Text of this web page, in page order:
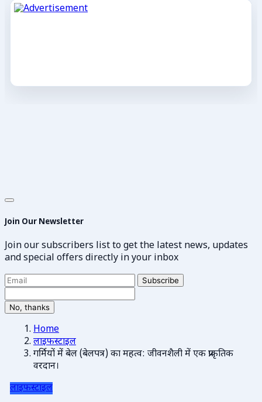
Join Our Newsletter
Join our subscribers list to get the latest news, updates
and special offers directly in your inbox
Subscribe
No, thanks
Home
लाइफस्टाइल
गर्मियों में बेल (बेलपत्र) का महत्व: जीवनशैली में एक प्राकृतिक
वरदान।
लाइफस्टाइल